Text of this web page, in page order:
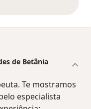
acima
de Betânia
Te mostramos
especialista